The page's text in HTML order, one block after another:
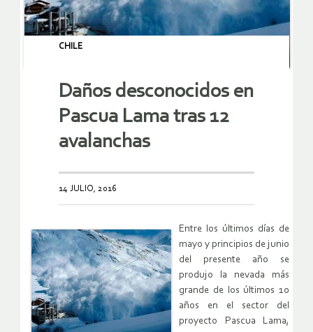
CHILE
Daños desconocidos en
Pascua Lama tras 12
avalanchas
14 JULIO, 2016
Entre los últimos días de
mayo y principios de junio
del presente año se
produjo la nevada más
grande de los últimos 10
años en el sector del
proyecto Pascua Lama,